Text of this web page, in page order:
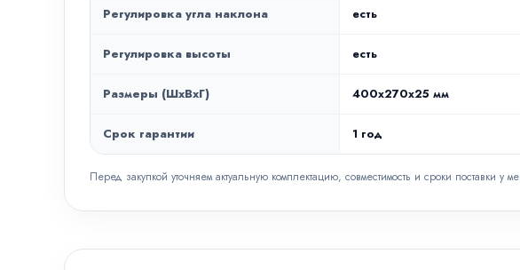
Регулировка угла наклона есть
Регулировка высоты есть
Размеры (ШxВxГ) 400x270x25 мм
Срок гарантии 1 год
Перед закупкой уточняем актуальную комплектацию, совместимость и сроки поставки у